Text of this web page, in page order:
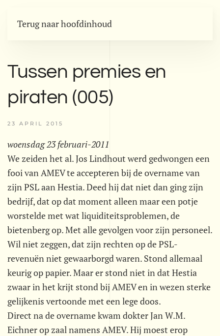
Terug naar hoofdinhoud
Tussen premies en
piraten (005)
23 APRIL 2015
woensdag 23 februari-2011
We zeiden het al. Jos Lindhout werd gedwongen een
fooi van AMEV te accepteren bij de overname van
zijn PSL aan Hestia. Deed hij dat niet dan ging zijn
bedrijf, dat op dat moment alleen maar een potje
worstelde met wat liquiditeitsproblemen, de
bietenberg op. Met alle gevolgen voor zijn personeel.
Wil niet zeggen, dat zijn rechten op de PSL-
revenuën niet gewaarborgd waren. Stond allemaal
keurig op papier. Maar er stond niet in dat Hestia
zwaar in het krijt stond bij AMEV en in wezen sterke
gelijkenis vertoonde met een lege doos.
Direct na de overname kwam dokter Jan W.M.
Eichner op zaal namens AMEV. Hij moest erop